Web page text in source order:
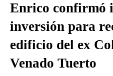
Enrico confirmó
inversión para
edificio del ex
Venado Tuerto